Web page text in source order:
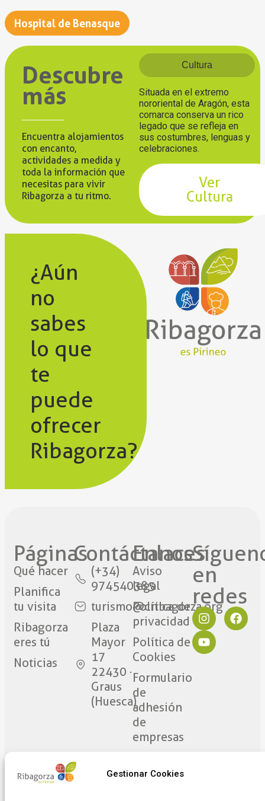
Gestionar Cookies
Hospital de Benasque
Descubre
más
Encuentra alojamientos
con encanto,
actividades a medida y
toda la información que
necesitas para vivir
Ribagorza a tu ritmo.
Cultura
Situada en el extremo
nororiental de Aragón, esta
comarca conserva un rico
legado que se refleja en
sus costumbres, lenguas y
celebraciones.
Ver
Cultura
¿Aún
no
sabes
lo que
te
puede
ofrecer
Ribagorza?
Páginas
Qué hacer
Planifica
tu visita
Ribagorza
eres tú
Noticias
Contáctanos​
(+34)
974540385
turismo@cribagorza.org
Plaza
Mayor
17
22430 ·
Graus
(Huesca)
Enlaces
Aviso
legal
Política de
privacidad
Política de
Cookies
Formulario
de
adhesión
de
empresas
en
redes​